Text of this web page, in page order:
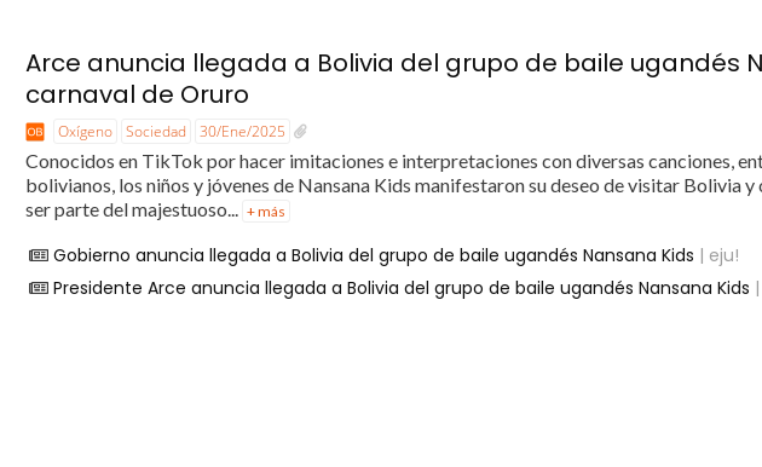
Arce anuncia llegada a Bolivia del grupo de baile ugandés
carnaval de Oruro
Oxígeno Sociedad 30/Ene/2025
Conocidos en TikTok por hacer imitaciones e interpretaciones con diversas canciones,
bolivianos, los niños y jóvenes de Nansana Kids manifestaron su deseo de visitar Bolivia
ser parte del majestuoso...
+ más
Gobierno anuncia llegada a Bolivia del grupo de baile ugandés Nansana Kids | eju!
Presidente Arce anuncia llegada a Bolivia del grupo de baile ugandés Nansana Kids